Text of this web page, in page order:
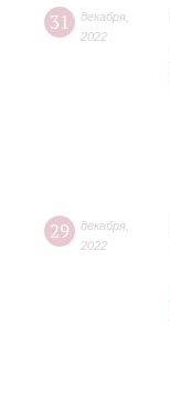
31 декабря
2022
29 декабря
2022